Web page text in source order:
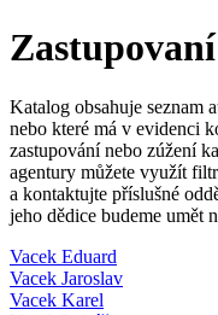
Katalog obsahuje seznam
nebo které má v evidenci
zastupování nebo zúžení
agentury můžete využít
a kontaktujte příslušné
jeho dědice budeme umět
Vacek Eduard
Vacek Jaroslav
Vacek Karel